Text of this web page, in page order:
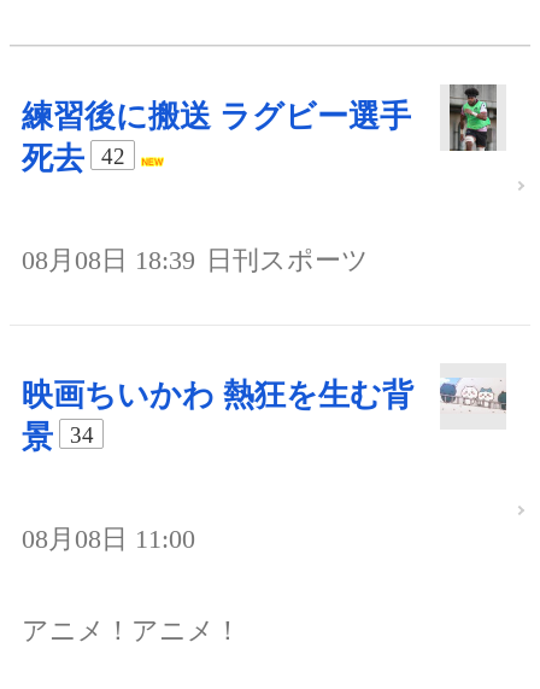
練習後に搬送 ラグビー選手
死去
42
08月08日 18:39 日刊スポーツ
映画ちいかわ 熱狂を生む背
景
34
08月08日 11:00
アニメ！アニメ！